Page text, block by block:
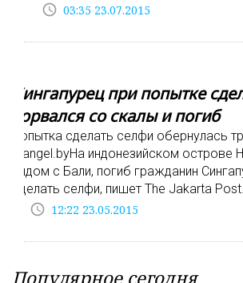
access_time 03:35 23.07.2015
Сингапурец при попытке
сорвался со скалы и погиб
Попытка сделать селфи обернулась
vrangel.byНа индонезийском острове
рядом с Бали, погиб гражданин
сделать селфи, пишет The Jakarta
access_time 12:22 23.05.2015
Популярное сегодня